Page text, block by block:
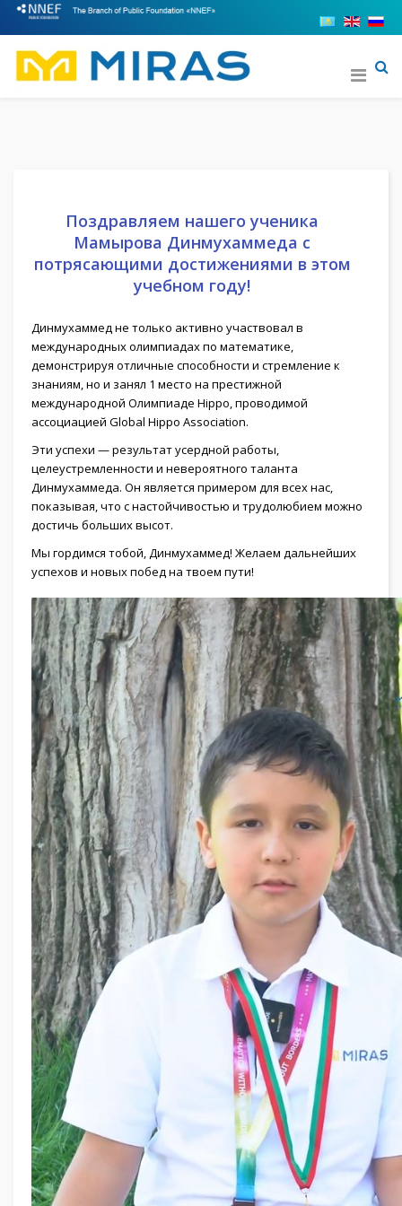
Поздравляем нашего ученика
Мамырова Динмухаммеда с
потрясающими достижениями в этом
учебном году!
Динмухаммед не только активно участвовал в
международных олимпиадах по математике,
демонстрируя отличные способности и стремление к
знаниям, но и занял 1 место на престижной
международной Олимпиаде Hippo, проводимой
ассоциацией Global Hippo Association.
Эти успехи — результат усердной работы,
целеустремленности и невероятного таланта
Динмухаммеда. Он является примером для всех нас,
показывая, что с настойчивостью и трудолюбием можно
достичь больших высот.
Мы гордимся тобой, Динмухаммед! Желаем дальнейших
успехов и новых побед на твоем пути!